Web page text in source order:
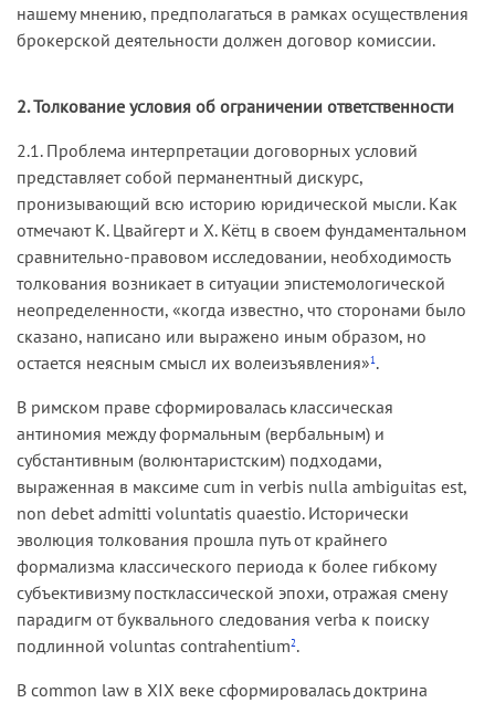
нашему мнению, предполагаться в рамках осуществления
брокерской деятельности должен договор комиссии.
2. Толкование условия об ограничении ответственности
2.1. Проблема интерпретации договорных условий
представляет собой перманентный дискурс,
пронизывающий всю историю юридической мысли. Как
отмечают К. Цвайгерт и Х. Кётц в своем фундаментальном
сравнительно-правовом исследовании, необходимость
толкования возникает в ситуации эпистемологической
неопределенности, «когда известно, что сторонами было
сказано, написано или выражено иным образом, но
остается неясным смысл их волеизъявления»1 .
В римском праве сформировалась классическая
антиномия между формальным (вербальным) и
субстантивным (волюнтаристским) подходами,
выраженная в максиме cum in verbis nulla ambiguitas est,
non debet admitti voluntatis quaestio. Исторически
эволюция толкования прошла путь от крайнего
формализма классического периода к более гибкому
субъективизму постклассической эпохи, отражая смену
парадигм от буквального следования verba к поиску
подлинной voluntas contrahentium2.
В common law в XIX веке сформировалась доктрина